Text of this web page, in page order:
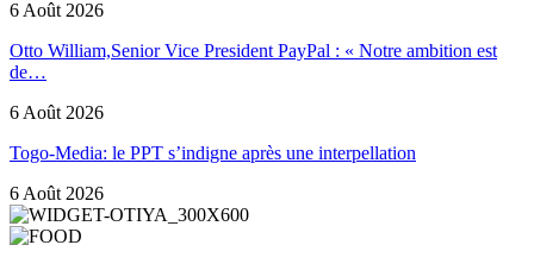
6 Août 2026
Otto William,Senior Vice President PayPal : « Notre ambition est
de…
6 Août 2026
Togo-Media: le PPT s’indigne après une interpellation
6 Août 2026